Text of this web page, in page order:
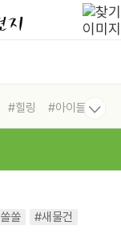
#힐링
#아이들
쏠
#새물건